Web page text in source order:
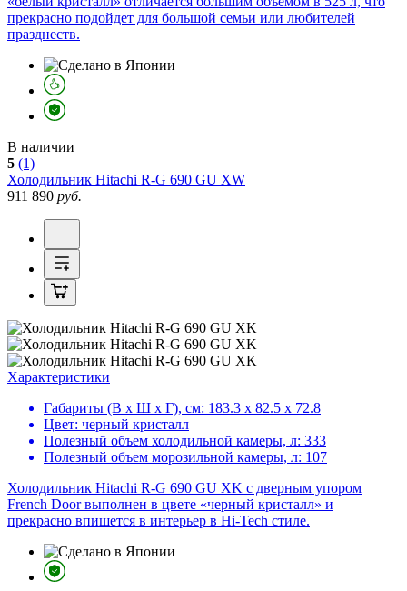
прекрасно подойдет для большой семьи или любителей
празднеств.
В наличии
5 (1)
Холодильник Hitachi R-G 690 GU XW
911 890 руб.
Характеристики
Габариты (В х Ш х Г), см: 183.3 х 82.5 х 72.8
Цвет: черный кристалл
Полезный объем холодильной камеры, л: 333
Полезный объем морозильной камеры, л: 107
Холодильник Hitachi R-G 690 GU XK с дверным упором
French Door выполнен в цвете «черный кристалл» и
прекрасно впишется в интерьер в Hi-Tech стиле.